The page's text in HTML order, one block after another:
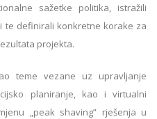
sažetke politika, istražili
te definirali konkretne korake za
projekta.
teme vezane uz upravljanje
planiranje, kao i virtualni
„peak shaving” rješenja u